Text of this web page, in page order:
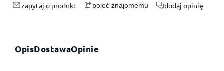
zapytaj o produkt poleć znajomemu dodaj opinię
OpisDostawaOpinie